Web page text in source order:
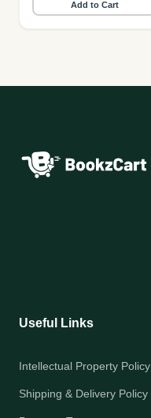
Add to Cart
Useful Links
Intellectual Property Policy
Shipping & Delivery Policy